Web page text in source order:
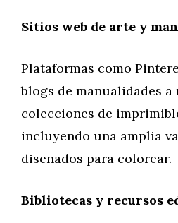
Sitios web de arte y
Plataformas como
blogs de manualidades
colecciones de
incluyendo una amplia
diseñados para colorear.
Bibliotecas y recursos